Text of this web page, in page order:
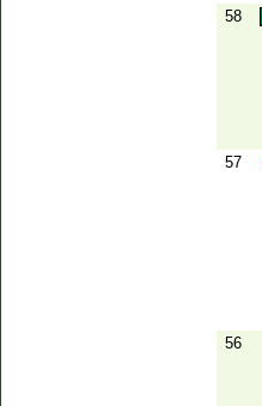
58
57
56